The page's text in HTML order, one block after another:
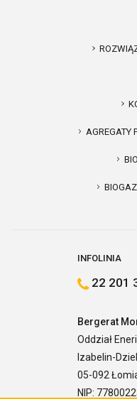
AGREGATY
INFOLINIA
22 201
Bergerat
Oddział
Izabelin-
05-092
NIP: